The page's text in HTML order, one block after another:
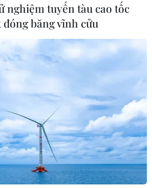
nghiệm tuyến tàu cao tốc
băng vĩnh cửu